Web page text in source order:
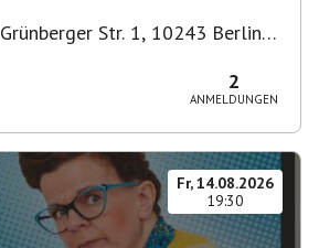
Grünberger Str. 1, 10243 Berlin-
2
ANMELDUNGEN
Fr, 14.08.2026
19:30